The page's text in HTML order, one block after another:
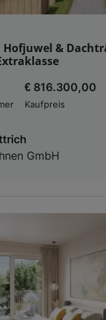
Hofjuwel &
€ 816.300,00
Kaufpreis
GmbH